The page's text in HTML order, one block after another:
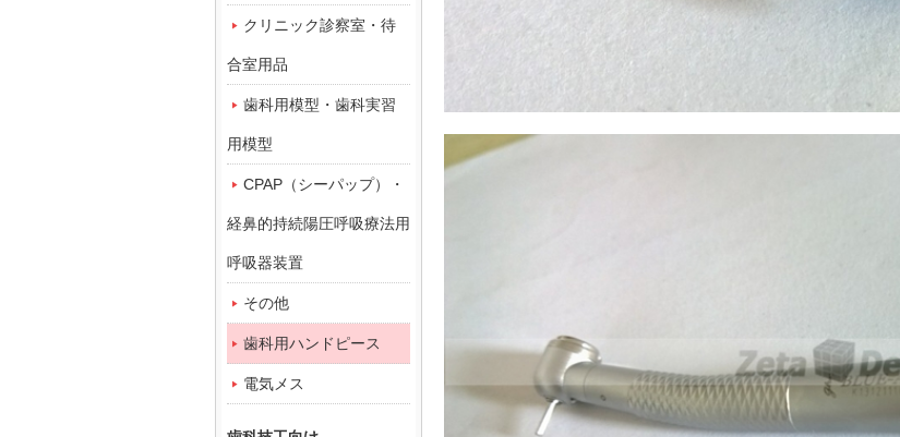
クリニック診察室・待
合室用品
歯科用模型・歯科実習
用模型
CPAP（シーパップ）・
経鼻的持続陽圧呼吸療法用
呼吸器装置
その他
歯科用ハンドピース
電気メス